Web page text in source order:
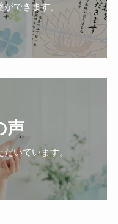
できます。
声
いています。